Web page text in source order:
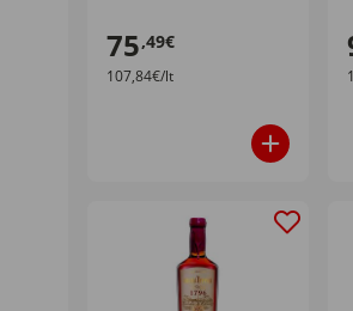
75,49€
107,84€/lt